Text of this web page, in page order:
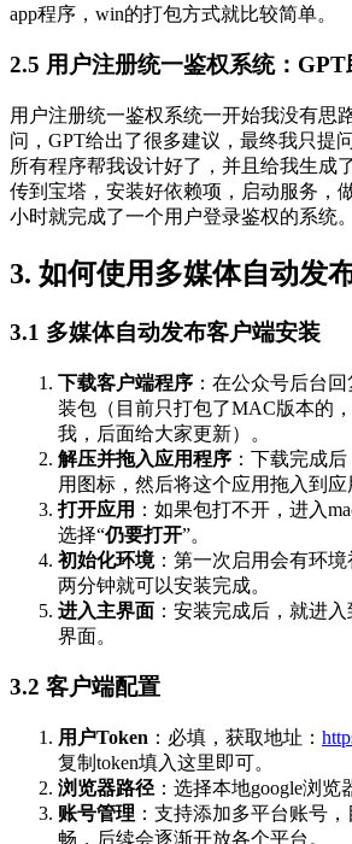
app程序，win的打包方式就比较简单。
2.5 用户注册统一鉴权系统：GPT
用户注册统一鉴权系统一开始我没有思
问，GPT给出了很多建议，最终我只提
所有程序帮我设计好了，并且给我生成
传到宝塔，安装好依赖项，启动服务，
小时就完成了一个用户登录鉴权的系统。
3. 如何使用多媒体自动发
3.1 多媒体自动发布客户端安装
下载客户端程序 ：在公众号后台回
装包（目前只打包了MAC版本的
我，后面给大家更新）。
解压并拖入应用程序 ：下载完成
用图标，然后将这个应用拖入到应
打开应用 ：如果包打不开，进入
选择“仍要打开”。
初始化环境：第一次启用会有环
两分钟就可以安装完成。
进入主界面 ：安装完成后，就进
界面。
3.2 客户端配置
用户Token ：必填，获取地址：
复制token填入这里即可。
浏览器路径 ：选择本地google浏览
账号管理 ：支持添加多平台账号
畅，后续会逐渐开放各个平台。